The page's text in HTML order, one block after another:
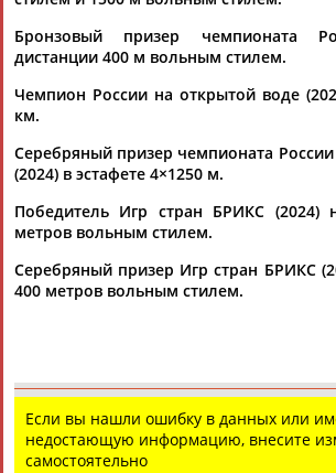
Каримжан
АБДРАХМАНОВ
Аделя
Андрей
Рамазан
АБДУЛАЕВ
Тагир
АБДУЛАЕВ
Камиль
ЕЩЁ ПЕРСОНЫ
Бронзовый призер чемпионата
дистанции 400 м вольным стилем.
Чемпион России на открытой воде
км.
Серебряный призер чемпионата
(2024) в эстафете 4×1250 м.
Победитель Игр стран БРИКС (2024)
метров вольным стилем.
Серебряный призер Игр стран БРИКС
400 метров вольным стилем.
Если вы нашли ошибку в данных или
недостающую информацию, внесите
самостоятельно